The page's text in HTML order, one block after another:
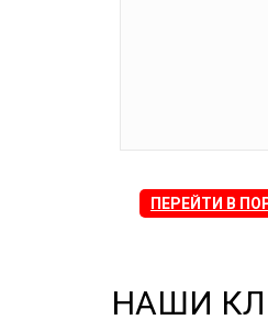
ПЕРЕЙТИ В
НАШИ